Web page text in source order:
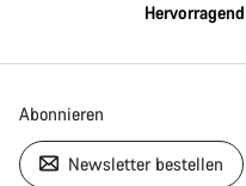
Hervorragend
Abonnieren
Newsletter bestellen